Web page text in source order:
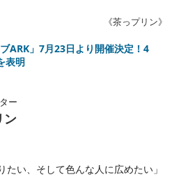
《茶っプリン》
ARK」7月23日より開催決定！4
表明
ー
ン
たい、そして色んな人に広めたい」